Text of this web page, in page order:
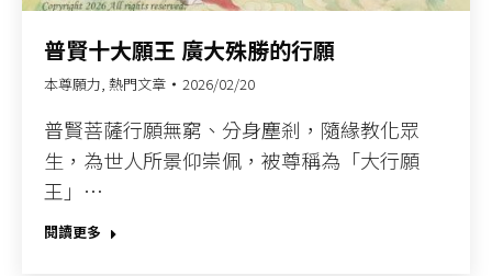
普賢十大願王 廣大殊勝的行願​
本尊願力, 熱門文章 2026/02/20
普賢菩薩行願無窮、分身塵剎，隨緣教化眾
生，為世人所景仰崇佩，被尊稱為「大行願
王」…
閱讀更多